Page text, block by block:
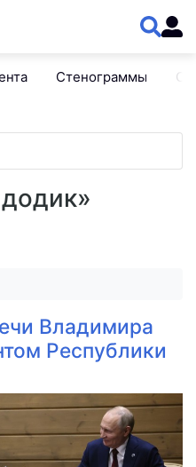
Стенограммы
Владимира
Республики